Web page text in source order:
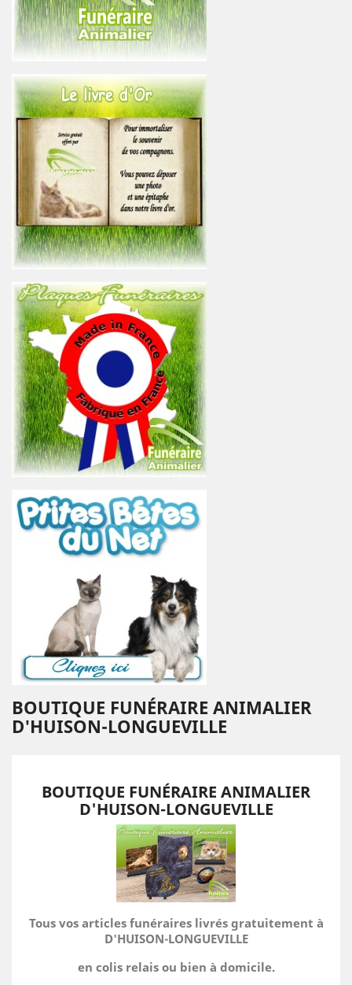
BOUTIQUE FUNÉRAIRE ANIMALIER
D'HUISON-LONGUEVILLE
BOUTIQUE FUNÉRAIRE ANIMALIER
D'HUISON-LONGUEVILLE
Tous vos articles funéraires livrés gratuitement à
D'HUISON-LONGUEVILLE
en colis relais ou bien à domicile.